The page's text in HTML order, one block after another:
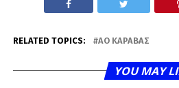
RELATED TOPICS: ΑΟ ΚΑΡΑΒΆΣ
YOU MAY